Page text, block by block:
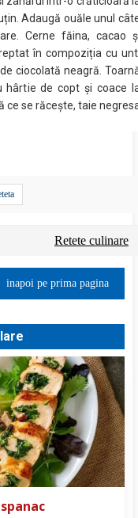
Adaugă ouăle unul
Cerne făina, cacao
în compoziția cu
ciocolată neagră.
hârtie de copt și coace
ce se răcește, taie
Retete culinare
inapoi pe prima pagina